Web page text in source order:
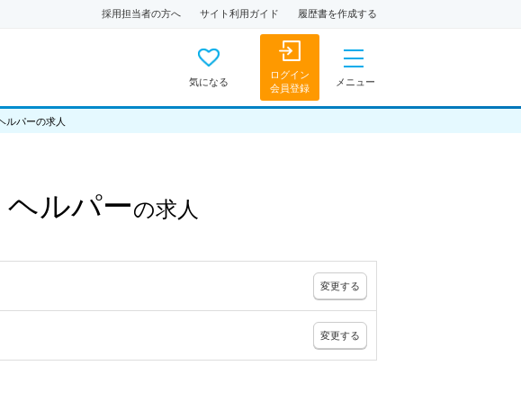
採用担当者の方へ サイト利用ガイド 履歴書を作成する
気になる
ログイン
会員登録
メニュー
ルパーの求人
ルパーの求人
変更する
変更する